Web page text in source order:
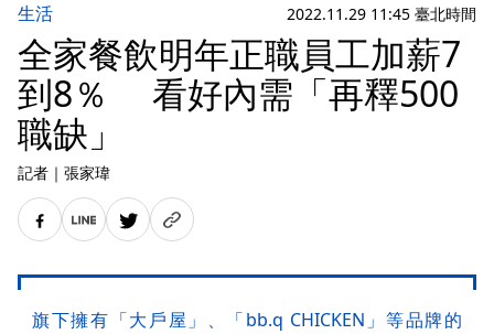
生活 2022.11.29 11:45 臺北時間
全家餐飲明年正職員工加薪7
到8％ 看好內需「再釋500
職缺」
記者 ｜ 張家瑋
旗下擁有「大戶屋」、「bb.q CHICKEN」等品牌的